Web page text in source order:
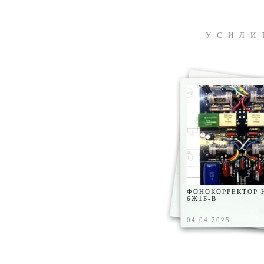
ФОНОКОРРЕКТОР
6Ж1Б-В
04.04.2025